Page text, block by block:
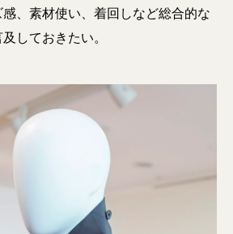
、素材使い、着回しなど総合的な
しておきたい。